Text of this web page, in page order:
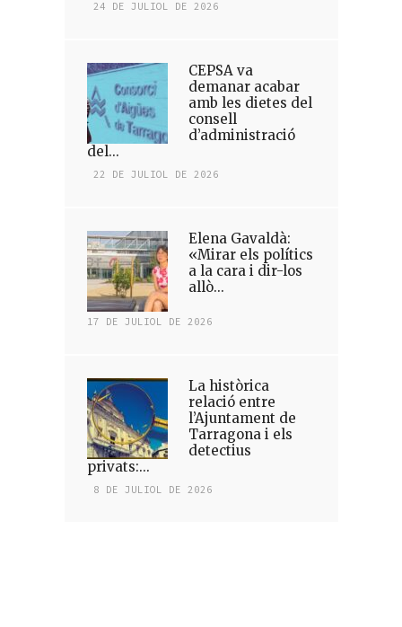
24 DE JULIOL DE 2026
CEPSA va
demanar acabar
amb les dietes del
consell
d’administració
del...
22 DE JULIOL DE 2026
Elena Gavaldà:
«Mirar els polítics
a la cara i dir-los
allò...
17 DE JULIOL DE 2026
La històrica
relació entre
l’Ajuntament de
Tarragona i els
detectius
privats:...
8 DE JULIOL DE 2026